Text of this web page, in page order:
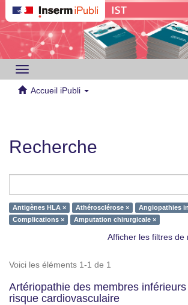
Toggle
navigation
Accueil iPubli
Recherche
Antigènes HLA × Athérosclérose ×
Angiopathies
Complications ×
Amputation chirurgicale ×
Afficher les filtres de
Voici les éléments 1-1 de 1
Artériopathie des membres
risque cardiovasculaire